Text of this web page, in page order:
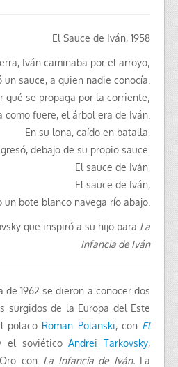
El Sauce de Iván, 1958
Iván caminaba por el arroyo;
un sauce, a quien nadie conocía.
qué se propaga por la corriente;
como fuere, el árbol era de Iván.
En su lona, ​​caído en batalla,
debajo de su propio sauce.
El sauce de Iván,
El sauce de Iván,
un bote blanco navega río abajo.
que inspiró a su hijo para La
Infancia de Iván
de 1962 se dieron a conocer dos
surgidos de la Europa del Este
polaco Roman Polanski, con El
el soviéticoAndrei Tarkovsky,
con La Infancia de Iván. La